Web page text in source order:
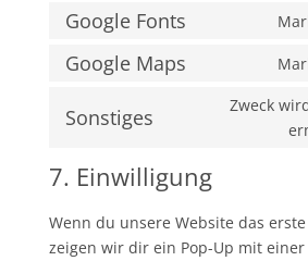
Google Fonts
Google Maps
Sonstiges
Zweck
7. Einwilligung
Wenn du unsere Website das
zeigen wir dir ein Pop-Up mit